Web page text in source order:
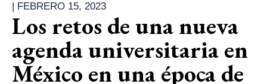
FEBRERO 15, 2023
Los retos de una nueva
agenda universitaria en
México en una época de